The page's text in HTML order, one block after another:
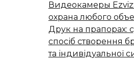
Видеокамеры
охрана любого
Друк на прапорах:
спосіб створення
та індивідуальної